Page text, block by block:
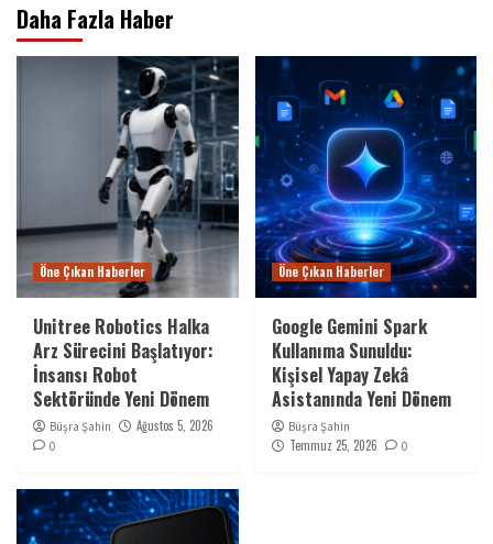
Daha Fazla Haber
Öne Çıkan Haberler
Unitree Robotics Halka
Arz Sürecini Başlatıyor:
İnsansı Robot
Sektöründe Yeni Dönem
Büşra Şahin Ağustos 5, 2026
0
Öne Çıkan Haberler
Google Gemini Spark
Kullanıma Sunuldu:
Kişisel Yapay Zekâ
Asistanında Yeni Dönem
Büşra Şahin
Temmuz 25, 2026 0